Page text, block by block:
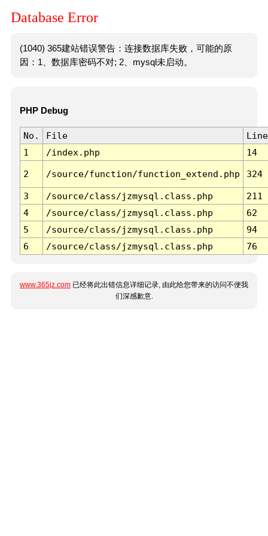
Database Error
(1040) 365建站错误警告：连接数据库失败，可能的原
因：1、数据库密码不对; 2、mysql未启动。
PHP Debug
No. File
Line
1
/index.php 14
2 /source/function/function_extend.php 324
3 /source/class/jzmysql.class.php
211
4
/source/class/jzmysql.class.php
62
5
/source/class/jzmysql.class.php
94
6
/source/class/jzmysql.class.php 76
www.365jz.com 已经将此出错信息详细记录, 由此给您带来的访问不便我
们深感歉意.